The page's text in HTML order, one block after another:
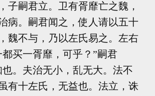
嗣君立。卫有胥靡亡之魏，
病。嗣君闻之，使人请以五十
魏不与，乃以左氏易之。左右
买一胥靡，可乎？”嗣君
也。夫治无小，乱无大。法不
有十左氏，无益也。法立，诛